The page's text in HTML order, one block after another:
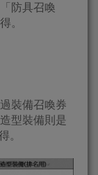
防具召喚
。
裝備召喚券
型裝備則是
。